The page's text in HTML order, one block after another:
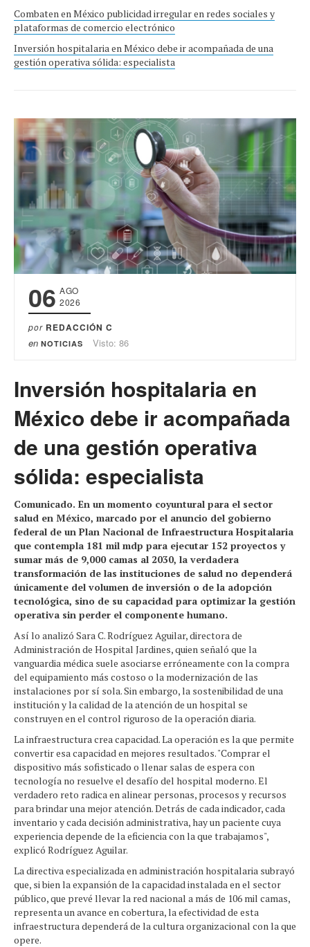
Combaten en México publicidad irregular en redes sociales y
plataformas de comercio electrónico
Inversión hospitalaria en México debe ir acompañada de una
gestión operativa sólida: especialista
06 AGO
2026
por REDACCIÓN C
en NOTICIAS Visto: 86
Inversión hospitalaria en
México debe ir acompañada
de una gestión operativa
sólida: especialista
Comunicado. En un momento coyuntural para el sector
salud en México, marcado por el anuncio del gobierno
federal de un Plan Nacional de Infraestructura Hospitalaria
que contempla 181 mil mdp para ejecutar 152 proyectos y
sumar más de 9,000 camas al 2030, la verdadera
transformación de las instituciones de salud no dependerá
únicamente del volumen de inversión o de la adopción
tecnológica, sino de su capacidad para optimizar la gestión
operativa sin perder el componente humano.
Así lo analizó Sara C. Rodríguez Aguilar, directora de
Administración de Hospital Jardines, quien señaló que la
vanguardia médica suele asociarse erróneamente con la compra
del equipamiento más costoso o la modernización de las
instalaciones por sí sola. Sin embargo, la sostenibilidad de una
institución y la calidad de la atención de un hospital se
construyen en el control riguroso de la operación diaria.
La infraestructura crea capacidad. La operación es la que permite
convertir esa capacidad en mejores resultados. "Comprar el
dispositivo más sofisticado o llenar salas de espera con
tecnología no resuelve el desafío del hospital moderno. El
verdadero reto radica en alinear personas, procesos y recursos
para brindar una mejor atención. Detrás de cada indicador, cada
inventario y cada decisión administrativa, hay un paciente cuya
experiencia depende de la eficiencia con la que trabajamos",
explicó Rodríguez Aguilar.
La directiva especializada en administración hospitalaria subrayó
que, si bien la expansión de la capacidad instalada en el sector
público, que prevé llevar la red nacional a más de 106 mil camas,
representa un avance en cobertura, la efectividad de esta
infraestructura dependerá de la cultura organizacional con la que
opere.